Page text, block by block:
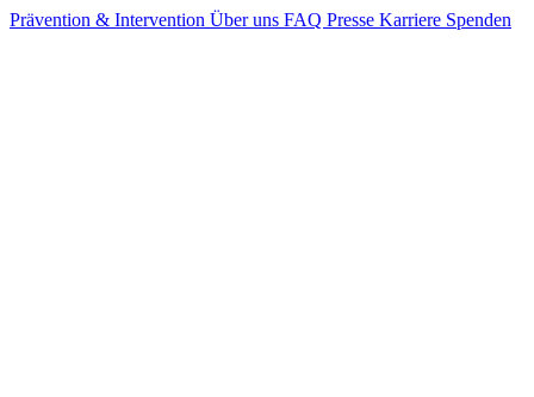
Prävention & Intervention Über uns FAQ Presse Karriere Spenden